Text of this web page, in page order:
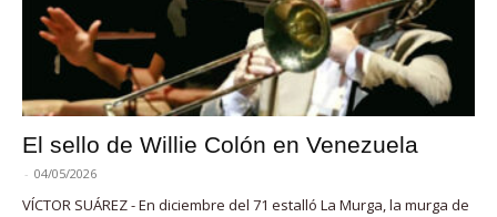
El sello de Willie Colón en Venezuela
- 04/05/2026
VÍCTOR SUÁREZ - En diciembre del 71 estalló La Murga, la murga de